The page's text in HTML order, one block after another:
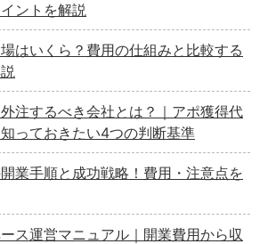
ントを解説
はいくら？費用の仕組みと比較する
注するべき会社とは？｜アポ獲得代
っておきたい4つの判断基準
業手順と成功戦略！費用・注意点を
ス運営マニュアル｜開業費用から収